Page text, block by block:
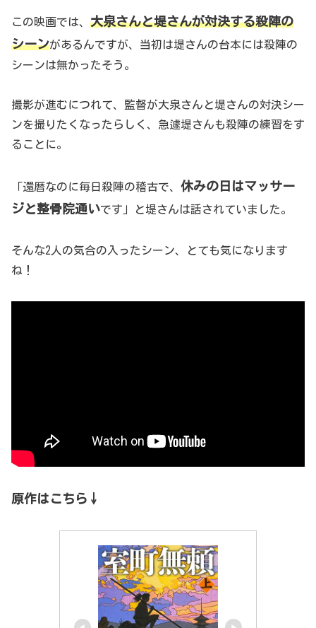
この映画では、 大泉さんと堤さんが対決する殺陣の
シーンがあるんですが、当初は堤さんの台本には殺陣の
シーンは無かったそう。
撮影が進むにつれて、監督が大泉さんと堤さんの対決シー
ンを撮りたくなったらしく、急遽堤さんも殺陣の練習をす
ることに。
「還暦なのに毎日殺陣の稽古で、 休みの日はマッサー
ジと整骨院通いです」と堤さんは話されていました。
そんな2人の気合の入ったシーン、とても気になります
ね！
原作はこちら↓